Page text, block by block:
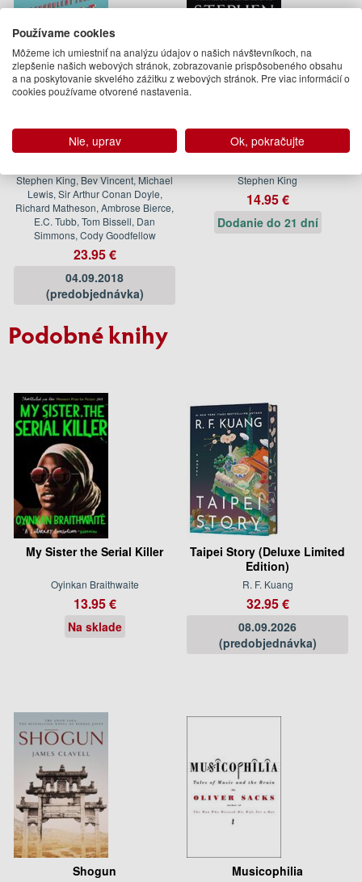
Flight or Fright
Stephen King, Bev Vincent, Michael
Lewis, Sir Arthur Conan Doyle,
Richard Matheson, Ambrose Bierce,
E.C. Tubb, Tom Bissell, Dan
Simmons, Cody Goodfellow
23.95 €
04.09.2018
(predobjednávka)
On Writing
Stephen King
14.95 €
Dodanie do 21 dní
Podobné knihy
My Sister the Serial Killer
Oyinkan Braithwaite
13.95 €
Na sklade
Taipei Story (Deluxe Limited
Edition)
R. F. Kuang
32.95 €
08.09.2026
(predobjednávka)
Shogun Musicophilia
Používame cookies
Môžeme ich umiestniť na analýzu údajov o našich návštevníkoch, na
zlepšenie našich webových stránok, zobrazovanie prispôsobeného obsahu
a na poskytovanie skvelého zážitku z webových stránok. Pre viac informácií o
cookies používame otvorené nastavenia.
Nie, uprav Ok, pokračujte